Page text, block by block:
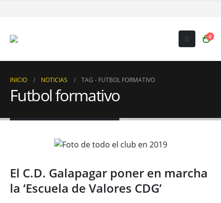
0
INICIO NOTICIAS TAG - FUTBOL FORMATIVO
Futbol formativo
El C.D. Galapagar poner en marcha
la ‘Escuela de Valores CDG’